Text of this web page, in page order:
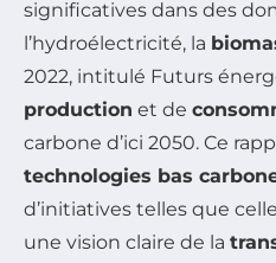
significatives dans des
l’hydroélectricité, la
2022, intitulé Futurs
production et de
carbone d’ici 2050. Ce
technologies bas
d’initiatives telles que
une vision claire de la